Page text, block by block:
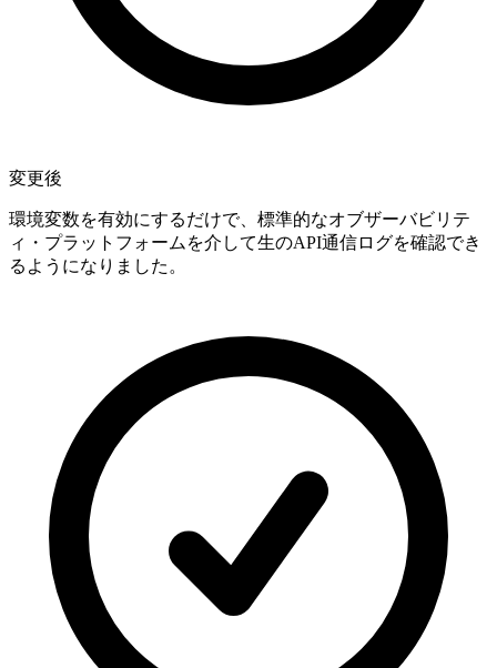
変更後
環境変数を有効にするだけで、標準的なオブザーバビリテ
ィ・プラットフォームを介して生のAPI通信ログを確認でき
るようになりました。